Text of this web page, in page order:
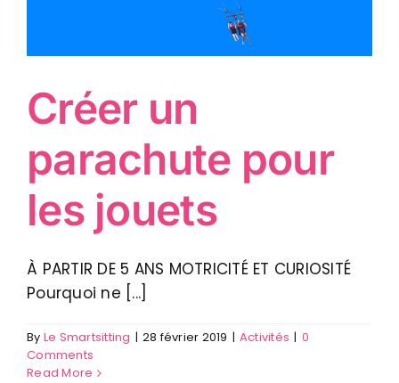
Créer un
parachute pour
les jouets
À PARTIR DE 5 ANS MOTRICITÉ ET CURIOSITÉ
Pourquoi ne [...]
By Le Smartsitting | 28 février 2019 | Activités | 0
Comments
Read More